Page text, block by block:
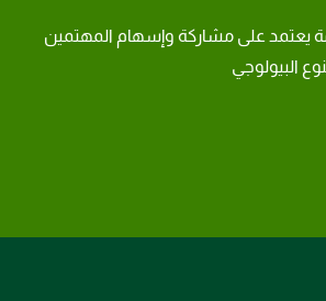
يعتمد على مشاركة وإسهام المهتمين
البيولوجي